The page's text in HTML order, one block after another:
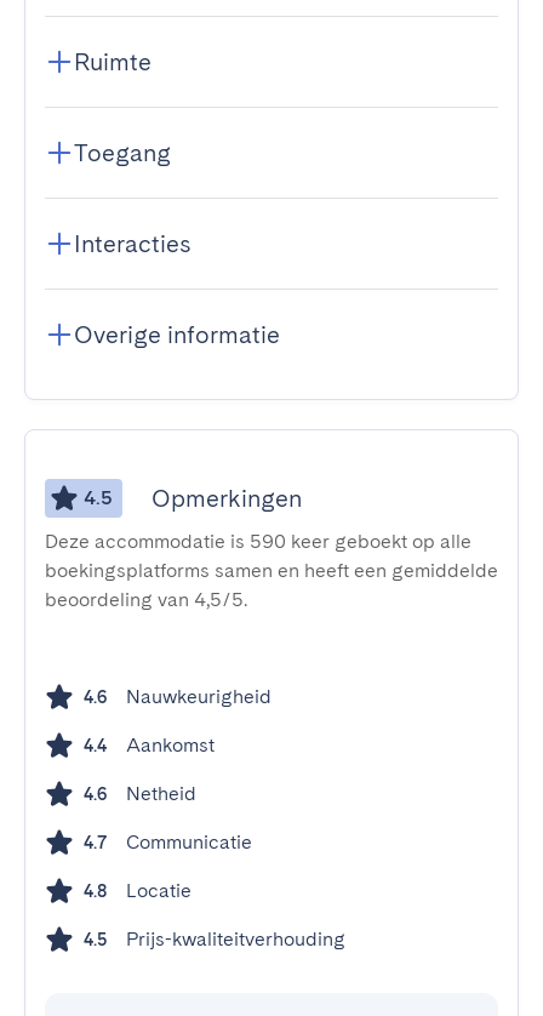
Ruimte
Toegang
Interacties
Overige informatie
4.5 Opmerkingen
Deze accommodatie is 590 keer geboekt op alle
boekingsplatforms samen en heeft een gemiddelde
beoordeling van 4,5/5.
4.6 Nauwkeurigheid
4.4 Aankomst
4.6 Netheid
4.7 Communicatie
4.8 Locatie
4.5 Prijs-kwaliteitverhouding